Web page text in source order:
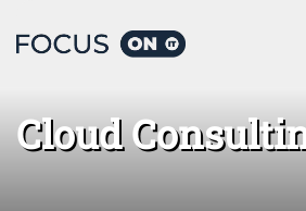
Home Cloud Consulting
Cloud